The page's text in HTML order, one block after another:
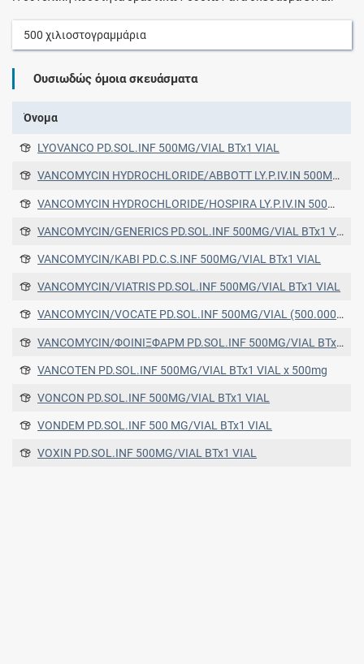
500 χιλιοστογραμμάρια
Ουσιωδώς όμοια σκευάσματα
Όνομα
LYOVANCO PD.SOL.INF 500MG/VIAL BTx1 VIAL
VANCOMYCIN HYDROCHLORIDE/ABBOTT LY.P.IV.IN 500MG/ML(VIAL) BT x 1 VIAL
VANCOMYCIN HYDROCHLORIDE/HOSPIRA LY.P.IV.IN 500MG/ML(VIAL) BT x 1 VIAL
VANCOMYCIN/GENERICS PD.SOL.INF 500MG/VIAL BTx1 VIAL
VANCOMYCIN/KABI PD.C.S.INF 500MG/VIAL BTx1 VIAL
VANCOMYCIN/VIATRIS PD.SOL.INF 500MG/VIAL BTx1 VIAL
VANCOMYCIN/VOCATE PD.SOL.INF 500MG/VIAL (500.000 IU/VIAL) BTx1 VIAL
VANCOMYCIN/ΦΟΙΝΙΞΦΑΡΜ PD.SOL.INF 500MG/VIAL BTx1 VIAL
VANCOTEN PD.SOL.INF 500MG/VIAL BTx1 VIAL x 500mg
VONCON PD.SOL.INF 500MG/VIAL BTx1 VIAL
VONDEM PD.SOL.INF 500 MG/VIAL BTx1 VIAL
VOXIN PD.SOL.INF 500MG/VIAL BTx1 VIAL